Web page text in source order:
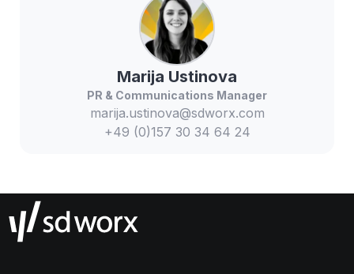
Marija Ustinova
PR & Communications Manager
marija.ustinova@sdworx.com
+49 (0)157 30 34 64 24